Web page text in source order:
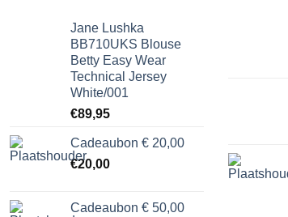
Jane Lushka
BB710UKS Blouse
Betty Easy Wear
Technical Jersey
White/001
€89,95
Cadeaubon € 20,00
€20,00
Cadeaubon € 50,00